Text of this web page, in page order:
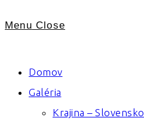
Menu Close
Domov
Galéria
Krajina – Slovensko